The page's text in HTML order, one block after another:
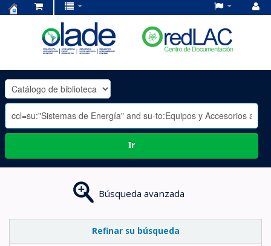
OLADE
-
Ir
Búsqueda avanzada
Refinar su búsqueda